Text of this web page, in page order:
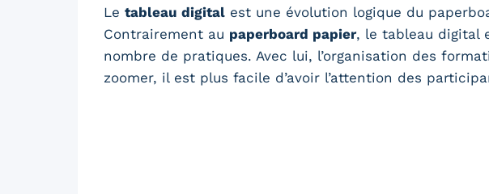
Le tableau digital est une évolution logique du
Contrairement au paperboard papier, le tableau digital
nombre de pratiques. Avec lui, l’organisation des
zoomer, il est plus facile d’avoir l’attention des